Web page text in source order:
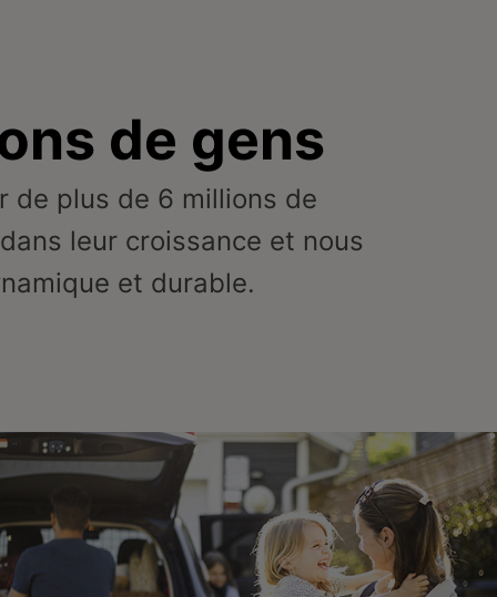
de gens
de plus de 6 millions de
leur croissance et nous
et durable.